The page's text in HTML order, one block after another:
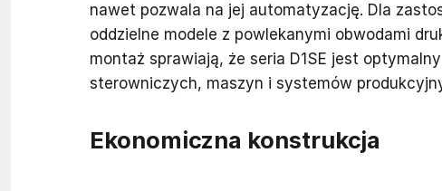
nawet pozwala na jej automatyzację. Dla
oddzielne modele z powlekanymi obwodami
montaż sprawiają, że seria D1SE jest
sterowniczych, maszyn i systemów
Ekonomiczna konstrukcja